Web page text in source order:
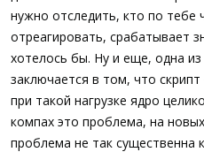
нужно отследить, кто по тебе
отреагировать, срабатывает
хотелось бы. Ну и еще, одна
заключается в том, что
при такой нагрузке ядро
компах это проблема, на
проблема не так существенна